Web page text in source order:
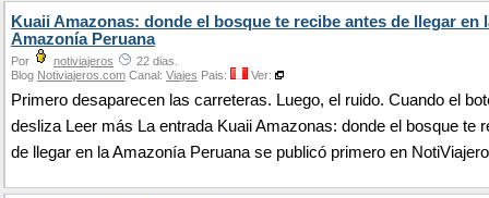
Kuaii Amazonas: donde el bosque te recibe antes de llegar en
Amazonía Peruana
Por notiviajeros
22 dias.
Blog Notiviajeros.com Canal: Viajes Pais: Ver:
Primero desaparecen las carreteras. Luego, el ruido. Cuando el
desliza Leer más La entrada Kuaii Amazonas: donde el bosque te
de llegar en la Amazonía Peruana se publicó primero en